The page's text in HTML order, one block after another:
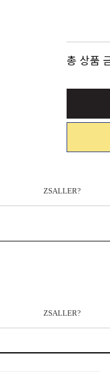
총 상품
ZSALLER?
ZSALLER?